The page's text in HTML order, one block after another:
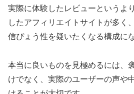
実際に体験したレビューというよ
したアフィリエイトサイトが多く
信ぴょう性を疑いたくなる構成に
本当に良いものを見極めるには、
けでなく、実際のユーザーの声や